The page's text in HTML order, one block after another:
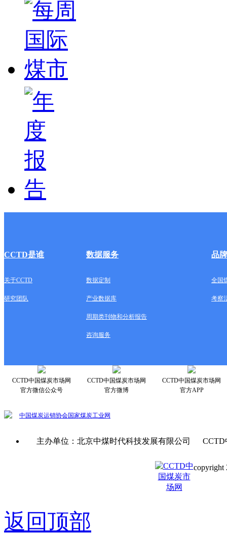
CCTD是谁 数据服务 品
关于CCTD 数据定制 全国
研究团队 产业数据库 考察
周期类刊物和分析报告
咨询服务
CCTD中国煤炭市场网
官方微信公众号
CCTD中国煤炭市场网
官方微博
CCTD中国煤炭市场网
官方APP
中国煤炭运销协会国家煤炭工业网
主办单位：北京中煤时代科技发展有限公司
copyright
返回顶部